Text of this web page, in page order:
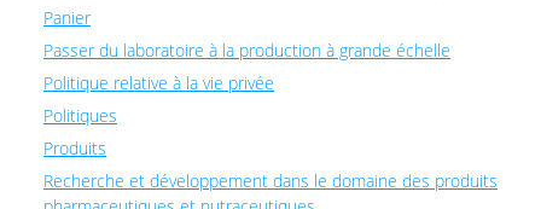
Panier
Passer du laboratoire à la production à grande échelle
Politique relative à la vie privée
Politiques
Produits
Recherche et développement dans le domaine des produits